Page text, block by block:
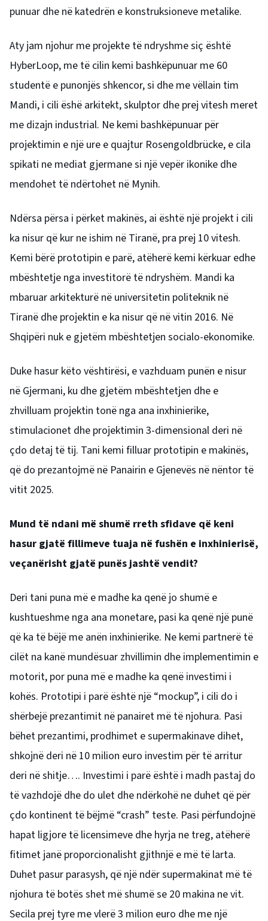
punuar dhe në katedrën e konstruksioneve metalike.
Aty jam njohur me projekte të ndryshme siç është
HyberLoop, me të cilin kemi bashkëpunuar me 60
studentë e punonjës shkencor, si dhe me vëllain tim
Mandi, i cili ëshë arkitekt, skulptor dhe prej vitesh meret
me dizajn industrial. Ne kemi bashkëpunuar për
projektimin e një ure e quajtur Rosengoldbrücke, e cila
spikati ne mediat gjermane si një vepër ikonike dhe
mendohet të ndërtohet në Mynih.
Ndërsa përsa i përket makinës, ai është një projekt i cili
ka nisur që kur ne ishim në Tiranë, pra prej 10 vitesh.
Kemi bërë prototipin e parë, atëherë kemi kërkuar edhe
mbështetje nga investitorë të ndryshëm. Mandi ka
mbaruar arkitekturë në universitetin politeknik në
Tiranë dhe projektin e ka nisur që në vitin 2016. Në
Shqipëri nuk e gjetëm mbështetjen socialo-ekonomike.
Duke hasur këto vështirësi, e vazhduam punën e nisur
në Gjermani, ku dhe gjetëm mbështetjen dhe e
zhvilluam projektin tonë nga ana inxhinierike,
stimulacionet dhe projektimin 3-dimensional deri në
çdo detaj të tij. Tani kemi filluar prototipin e makinës,
që do prezantojmë në Panairin e Gjenevës në nëntor të
vitit 2025.
Mund të ndani më shumë rreth sfidave që keni
hasur gjatë fillimeve tuaja në fushën e inxhinierisë,
veçanërisht gjatë punës jashtë vendit?
Deri tani puna më e madhe ka qenë jo shumë e
kushtueshme nga ana monetare, pasi ka qenë një punë
që ka të bëjë me anën inxhinierike. Ne kemi partnerë të
cilët na kanë mundësuar zhvillimin dhe implementimin e
motorit, por puna më e madhe ka qenë investimi i
kohës. Prototipi i parë është një “mockup”, i cili do i
shërbejë prezantimit në panairet më të njohura. Pasi
bëhet prezantimi, prodhimet e supermakinave dihet,
shkojnë deri në 10 milion euro investim për të arritur
deri në shitje…. Investimi i parë është i madh pastaj do
të vazhdojë dhe do ulet dhe ndërkohë ne duhet që për
çdo kontinent të bëjmë “crash” teste. Pasi përfundojnë
hapat ligjore të licensimeve dhe hyrja ne treg, atëherë
fitimet janë proporcionalisht gjithnjë e më të larta.
Duhet pasur parasysh, që një ndër supermakinat më të
njohura të botës shet më shumë se 20 makina ne vit.
Secila prej tyre me vlerë 3 milion euro dhe me një